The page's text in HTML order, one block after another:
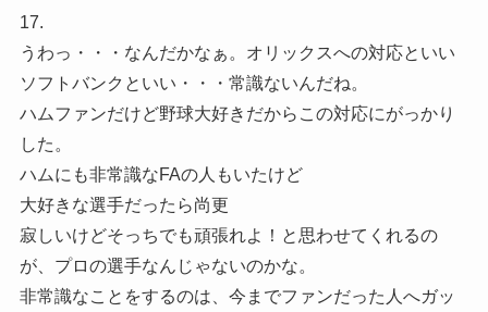
17.
うわっ・・・なんだかなぁ。オリックスへの対応といい
ソフトバンクといい・・・常識ないんだね。
ハムファンだけど野球大好きだからこの対応にがっかり
した。
ハムにも非常識なFAの人もいたけど
大好きな選手だったら尚更
寂しいけどそっちでも頑張れよ！と思わせてくれるの
が、プロの選手なんじゃないのかな。
非常識なことをするのは、今までファンだった人へガッ